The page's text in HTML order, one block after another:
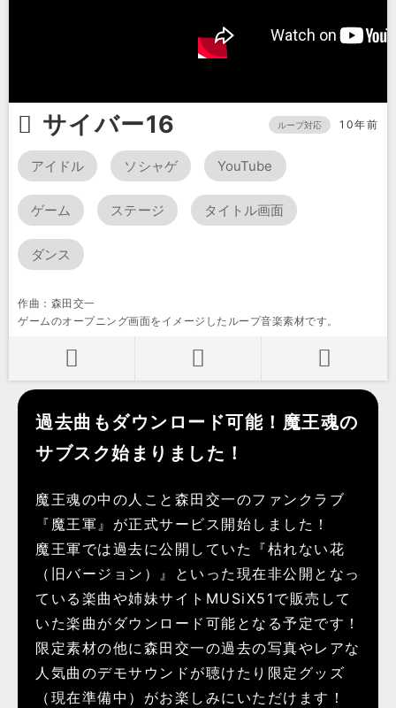
サイバー16 ループ対応 10年前
アイドル ソシャゲ YouTube
ゲーム ステージ タイトル画面
ダンス
作曲：森田交一
ゲームのオープニング画面をイメージしたループ音楽素材です。
過去曲もダウンロード可能！魔王魂の
サブスク始まりました！
魔王魂の中の人こと森田交一のファンクラブ
『魔王軍』が正式サービス開始しました！
魔王軍では過去に公開していた『枯れない花
（旧バージョン）』といった現在非公開となっ
ている楽曲や姉妹サイトMUSiX51で販売して
いた楽曲がダウンロード可能となる予定です！
限定素材の他に森田交一の過去の写真やレアな
人気曲のデモサウンドが聴けたり限定グッズ
（現在準備中）がお楽しみにいただけます！